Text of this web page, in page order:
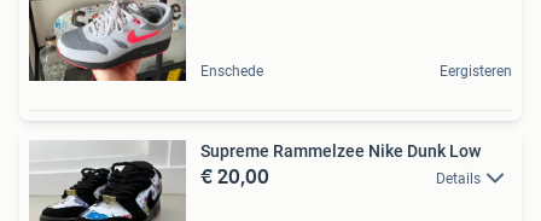
Enschede Eergisteren
Supreme Rammelzee Nike Dunk Low
€ 20,00 Details